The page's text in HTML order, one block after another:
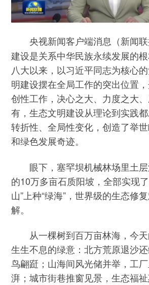
央视新闻客户端消息 （新闻
建设是关系中华民族永续发展的
八大以来，以习近平同志为核心
明建设摆在全局工作的突出位置
创性工作，决心之大、力度之大
有，生态文明建设从理论到实践都
转折性、全局性变化，创造了举
和绿色发展奇迹。
眼下，塞罕坝机械林场里土层
的10万多亩石质阳坡，全部实现
山”上种“绿海”，世界级的生态修
解。
从一棵树到百万亩林海，今天
生生不息的绿意：北方荒原退沙
鸟翩跹；山海间风光储并举，工
湃；城市街巷推窗见景，生态福祉